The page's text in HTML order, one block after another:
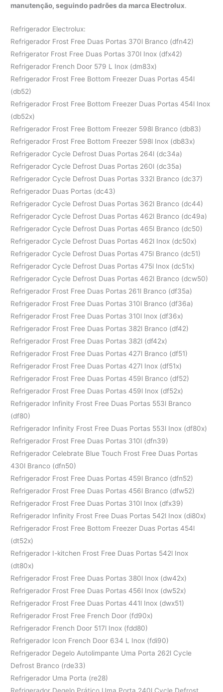
manutenção, seguindo padrões da marca Electrolux.
Refrigerador Electrolux:
Refrigerador Frost Free Duas Portas 370l Branco (dfn42)
Refrigerator Frost Free Duas Portas 370l Inox (dfx42)
Refrigerador French Door 579 L Inox (dm83x)
Refrigerador Frost Free Bottom Freezer Duas Portas 454l
(db52)
Refrigerador Frost Free Bottom Freezer Duas Portas 454l Inox
(db52x)
Refrigerador Frost Free Bottom Freezer 598l Branco (db83)
Refrigerador Frost Free Bottom Freezer 598l Inox (db83x)
Refrigerador Cycle Defrost Duas Portas 264l (dc34a)
Refrigerador Cycle Defrost Duas Portas 260l (dc35a)
Refrigerador Cycle Defrost Duas Portas 332l Branco (dc37)
Refrigerador Duas Portas (dc43)
Refrigerador Cycle Defrost Duas Portas 362l Branco (dc44)
Refrigerador Cycle Defrost Duas Portas 462l Branco (dc49a)
Refrigerador Cycle Defrost Duas Portas 465l Branco (dc50)
Refrigerador Cycle Defrost Duas Portas 462l Inox (dc50x)
Refrigerador Cycle Defrost Duas Portas 475l Branco (dc51)
Refrigerador Cycle Defrost Duas Portas 475l Inox (dc51x)
Refrigerador Cycle Defrost Duas Portas 462l Branco (dcw50)
Refrigerador Frost Free Duas Portas 261l Branco (df35a)
Refrigerador Frost Free Duas Portas 310l Branco (df36a)
Refrigerador Frost Free Duas Portas 310l Inox (df36x)
Refrigerador Frost Free Duas Portas 382l Branco (df42)
Refrigerador Frost Free Duas Portas 382l (df42x)
Refrigerador Frost Free Duas Portas 427l Branco (df51)
Refrigerador Frost Free Duas Portas 427l Inox (df51x)
Refrigerador Frost Free Duas Portas 459l Branco (df52)
Refrigerador Frost Free Duas Portas 459l Inox (df52x)
Refrigerador Infinity Frost Free Duas Portas 553l Branco
(df80)
Refrigerador Infinity Frost Free Duas Portas 553l Inox (df80x)
Refrigerador Frost Free Duas Portas 310l (dfn39)
Refrigerador Celebrate Blue Touch Frost Free Duas Portas
430l Branco (dfn50)
Refrigerador Frost Free Duas Portas 459l Branco (dfn52)
Refrigerador Frost Free Duas Portas 456l Branco (dfw52)
Refrigerador Frost Free Duas Portas 310l Inox (dfx39)
Refrigerador Infinity Frost Free Duas Portas 542l Inox (di80x)
Refrigerador Frost Free Bottom Freezer Duas Portas 454l
(dt52x)
Refrigerador I-kitchen Frost Free Duas Portas 542l Inox
(dt80x)
Refrigerador Frost Free Duas Portas 380l Inox (dw42x)
Refrigerador Frost Free Duas Portas 456l Inox (dw52x)
Refrigerador Frost Free Duas Portas 441l Inox (dwx51)
Refrigerador Frost Free French Door (fd90x)
Refrigerador French Door 517l Inox (fdd80)
Refrigerador Icon French Door 634 L Inox (fdi90)
Refrigerador Degelo Autolimpante Uma Porta 262l Cycle
Defrost Branco (rde33)
Refrigerador Uma Porta (re28)